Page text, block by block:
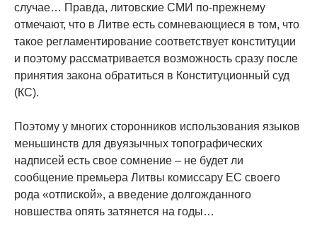
случае… Правда, литовские СМИ по-прежнему
отмечают, что в Литве есть сомневающиеся в том, что
такое регламентирование соответствует конституции
и поэтому рассматривается возможность сразу после
принятия закона обратиться в Конституционный суд
(КС).
Поэтому у многих сторонников использования языков
меньшинств для двуязычных топографических
надписей есть свое сомнение – не будет ли
сообщение премьера Литвы комиссару ЕС своего
рода «отпиской», а введение долгожданного
новшества опять затянется на годы…